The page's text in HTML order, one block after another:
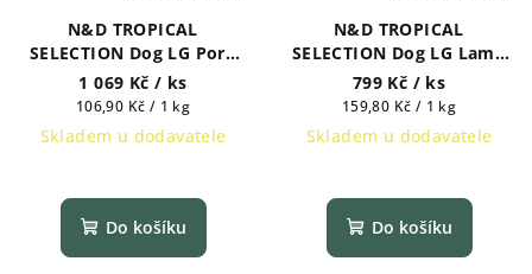
N&D TROPICAL
SELECTION Dog LG Pork
Adult Medium & Maxi 10
kg
1 069 Kč / ks
Měrná
cena:
106,90 Kč / 1 kg
Skladem u dodavatele
Do košíku
N&D TROPICAL
SELECTION Dog LG Lamb
Puppy Mini 5 kg
799 Kč / ks
Měrná
cena:
159,80 Kč / 1 kg
Skladem u dodavatele
Do košíku